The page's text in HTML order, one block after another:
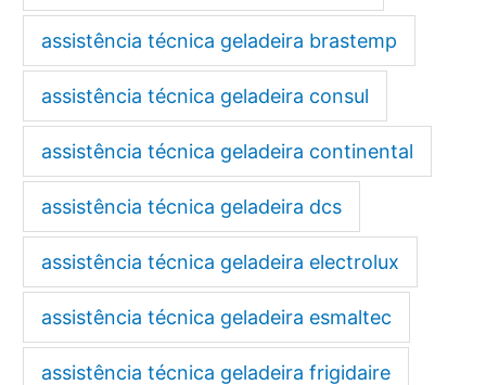
assistência técnica geladeira brastemp
assistência técnica geladeira consul
assistência técnica geladeira continental
assistência técnica geladeira dcs
assistência técnica geladeira electrolux
assistência técnica geladeira esmaltec
assistência técnica geladeira frigidaire